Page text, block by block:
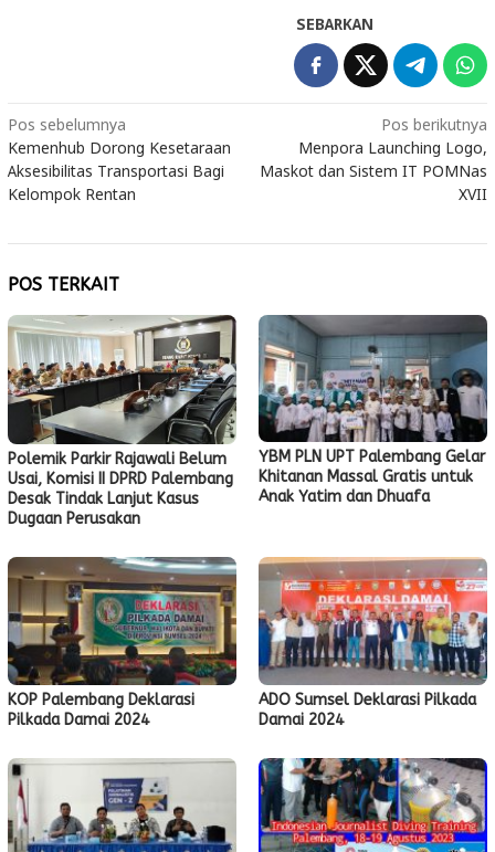
SEBARKAN
Navigasi
pos
Pos sebelumnya
Kemenhub Dorong Kesetaraan
Aksesibilitas Transportasi Bagi
Kelompok Rentan
Pos berikutnya
Menpora Launching Logo,
Maskot dan Sistem IT POMNas
XVII
POS TERKAIT
Polemik Parkir Rajawali Belum
Usai, Komisi II DPRD Palembang
Desak Tindak Lanjut Kasus
Dugaan Perusakan
YBM PLN UPT Palembang Gelar
Khitanan Massal Gratis untuk
Anak Yatim dan Dhuafa
KOP Palembang Deklarasi
Pilkada Damai 2024
ADO Sumsel Deklarasi Pilkada
Damai 2024